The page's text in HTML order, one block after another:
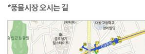
*풍물시장 오시는 길